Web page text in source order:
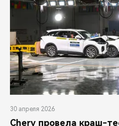
30 апреля 2026
Chery провела краш-